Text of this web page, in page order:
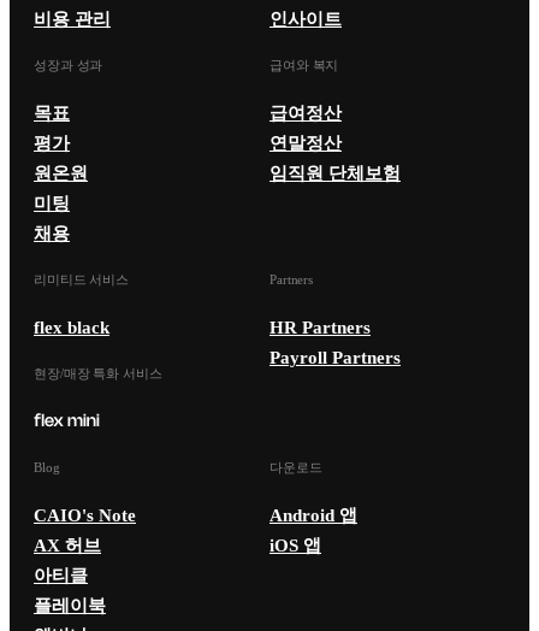
비용 관리
인사이트
성장과 성과
목표
평가
원온원
미팅
채용
급여와 복지
급여정산
연말정산
임직원 단체보험
리미티드 서비스
flex black
현장/매장 특화 서비스
Partners
HR Partners
Payroll Partners
Blog
CAIO's Note
AX 허브
아티클
플레이북
다운로드
Android 앱
iOS 앱